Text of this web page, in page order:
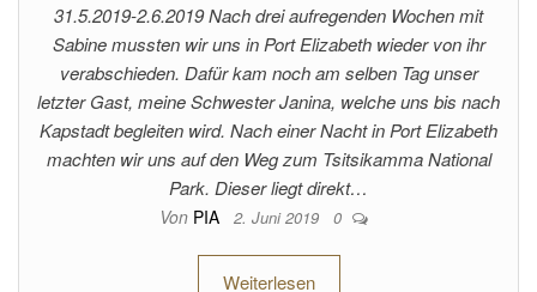
31.5.2019-2.6.2019 Nach drei aufregenden Wochen mit
Sabine mussten wir uns in Port Elizabeth wieder von ihr
verabschieden. Dafür kam noch am selben Tag unser
letzter Gast, meine Schwester Janina, welche uns bis nach
Kapstadt begleiten wird. Nach einer Nacht in Port Elizabeth
machten wir uns auf den Weg zum Tsitsikamma National
Park. Dieser liegt direkt…
Von PIA 2. Juni 2019 0
Weiterlesen